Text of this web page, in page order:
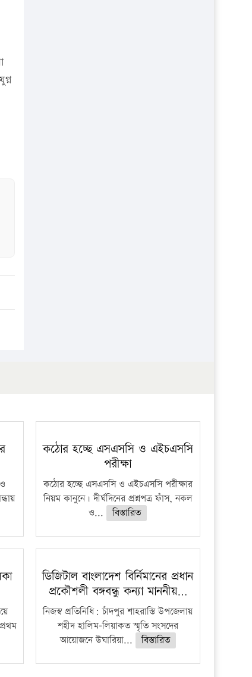
কঠোর হচ্ছে এসএসসি ও এইচএসসি
পরীক্ষা
কঠোর হচ্ছে এসএসসি ও এইচএসসি পরীক্ষার
নিয়ম কানুনে। দীর্ঘদিনের প্রশ্নপত্র ফাঁস, নকল
ও...
বিস্তারিত
ডিজিটাল বাংলাদেশ বির্নিমানের প্রধান
প্রকৌশলী বঙ্গবন্ধু কন্যা মাননীয়…
নিজস্ব প্রতিনিধি: চাঁদপুর শাহরাস্তি উপজেলায়
শহীদ হালিম-লিয়াকত স্মৃতি সংসদের
আয়োজনে উঘারিয়া...
বিস্তারিত